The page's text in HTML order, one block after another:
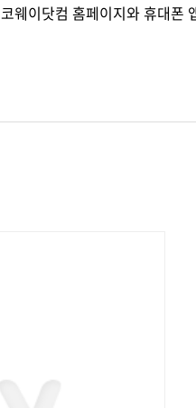
웨이닷컴 홈페이지와 휴대